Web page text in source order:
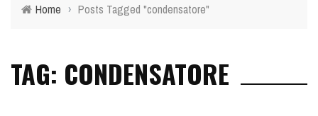
Home › Posts Tagged "condensatore"
TAG: CONDENSATORE